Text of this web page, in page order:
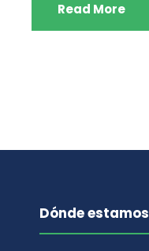
Read More
Dónde estamos